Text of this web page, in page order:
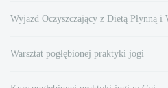
Wyjazd Oczyszczający z Dietą Płynną i
Warsztat pogłębionej praktyki jogi